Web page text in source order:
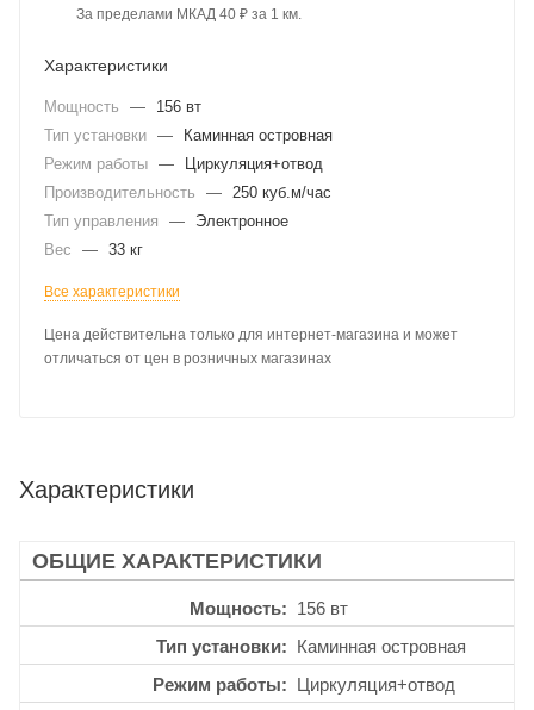
За пределами МКАД 40 ₽ за 1 км.
Характеристики
Мощность —
156 вт
Тип установки —
Каминная островная
Режим работы —
Циркуляция+отвод
Производительность
— 250 куб.м/час
Тип управления
—
Электронное
Вес
— 33 кг
Все характеристики
Цена действительна только для интернет-магазина и может
отличаться от цен в розничных магазинах
Характеристики
ОБЩИЕ ХАРАКТЕРИСТИКИ
Мощность
156 вт
Тип установки
Каминная островная
Режим работы
Циркуляция+отвод